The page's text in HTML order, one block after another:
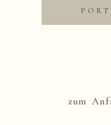
I comment.
zum